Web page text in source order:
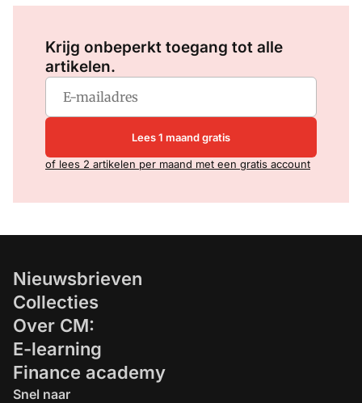
Krijg onbeperkt toegang tot alle
artikelen.
Lees 1 maand gratis
of lees 2 artikelen per maand met een gratis account
Nieuwsbrieven
Collecties
Over CM:
E-learning
Finance academy
Snel naar